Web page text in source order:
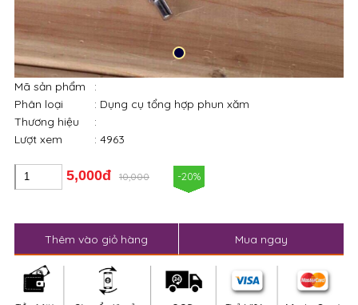
Mã sản phẩm
:
Phân loại
: Dụng cụ tổng hợp phun xăm
Thương hiệu
:
Lượt xem
: 4963
5,000đ 10,000 -20%
Thêm vào giỏ hàng Mua ngay